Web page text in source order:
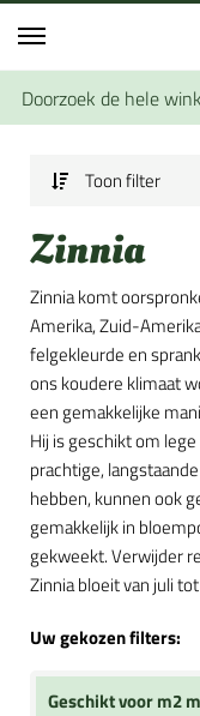
Toon filter
Zinnia
Zinnia komt
Amerika, Zuid-
felgekleurde en
ons koudere klimaat
een gemakkelijke
Hij is geschikt om
prachtige,
hebben, kunnen ook
gemakkelijk in
gekweekt. Verwijder
Zinnia bloeit van juli
Uw gekozen filters:
Geschikt voor m2